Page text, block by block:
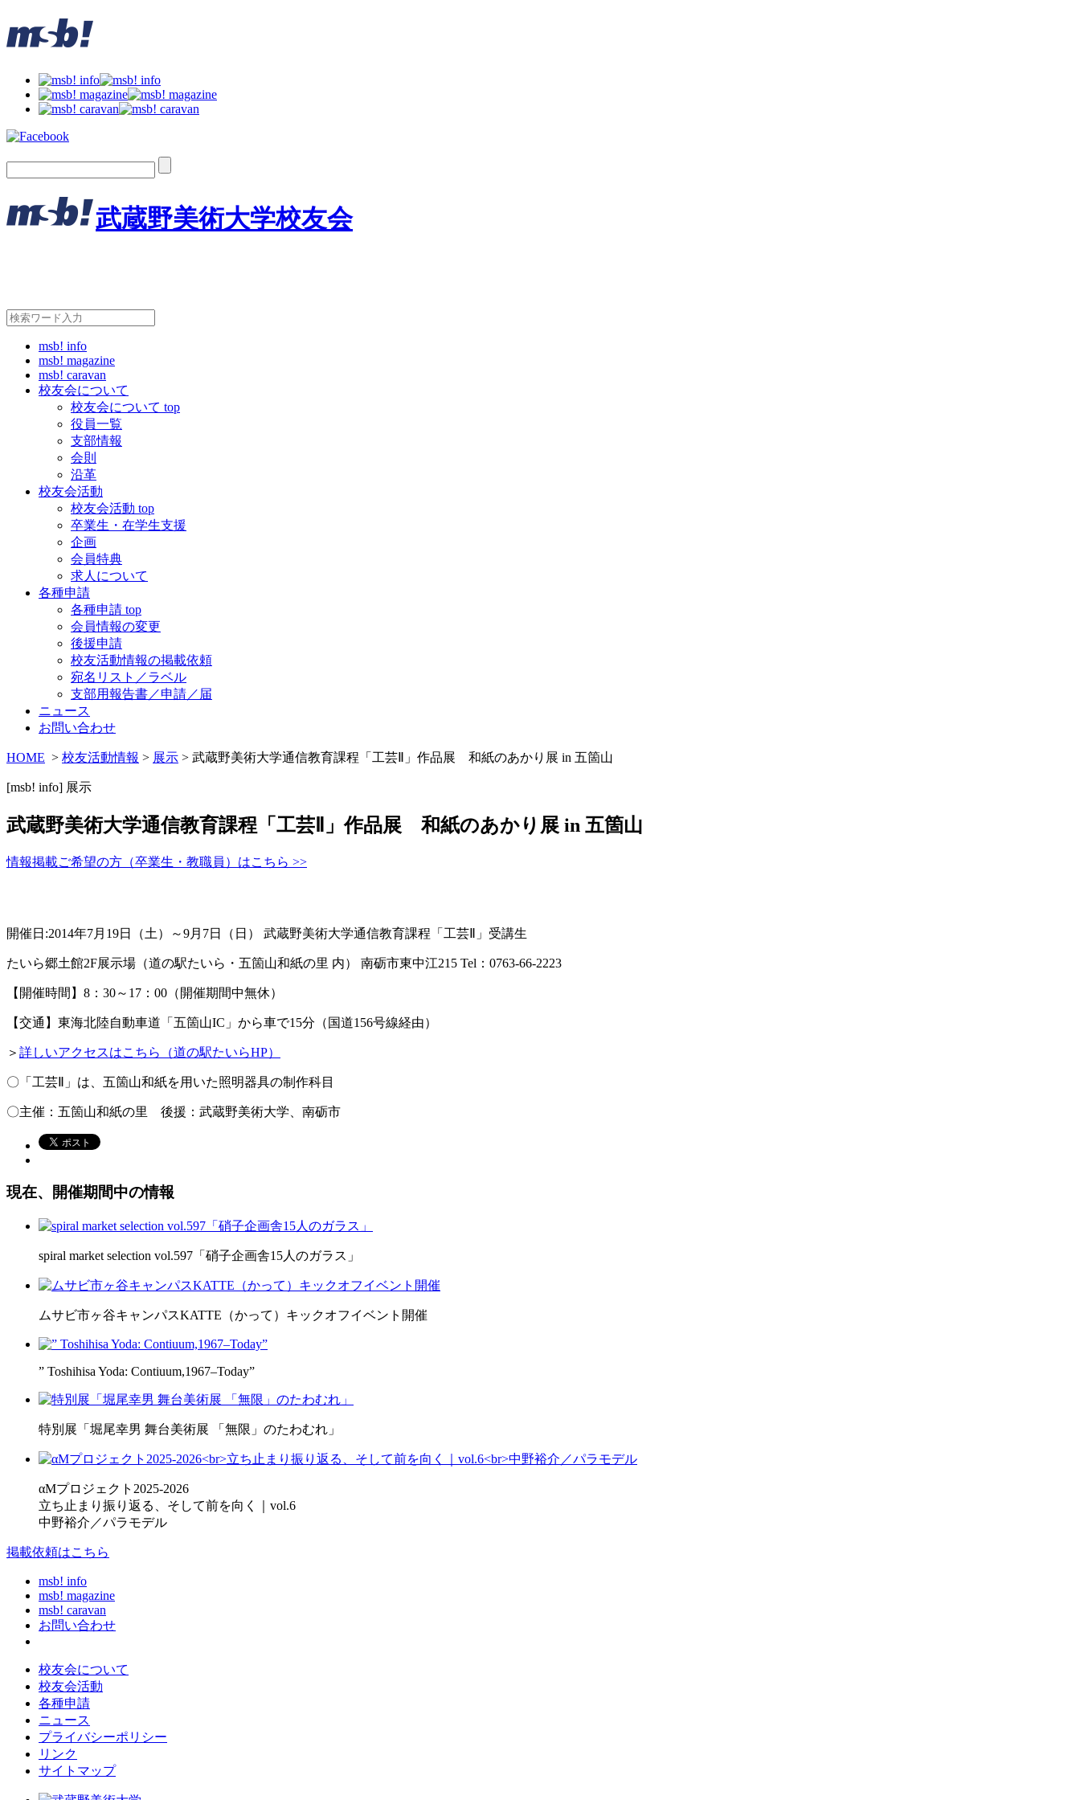
武蔵野美術大学校友会
msb! info
msb! magazine
msb! caravan
校友会について
校友会について top
役員一覧
支部情報
会則
沿革
校友会活動
校友会活動 top
卒業生・在学生支援
企画
会員特典
求人について
各種申請
各種申請 top
会員情報の変更
後援申請
校友活動情報の掲載依頼
宛名リスト／ラベル
支部用報告書／申請／届
ニュース
お問い合わせ
HOME > 校友活動情報 > 展示 > 武蔵野美術大学通信教育課程「工芸Ⅱ」作品展 和紙のあかり展 in 五箇山
[msb! info] 展示
武蔵野美術大学通信教育課程「工芸Ⅱ」作品展 和紙のあかり展 in 五箇山
情報掲載ご希望の方（卒業生・教職員）はこちら >>
開催日:2014年7月19日（土）～9月7日（日） 武蔵野美術大学通信教育課程「工芸Ⅱ」受講生
たいら郷土館2F展示場（道の駅たいら・五箇山和紙の里 内） 南砺市東中江215 Tel：0763-66-2223
【開催時間】8：30～17：00（開催期間中無休）
【交通】東海北陸自動車道「五箇山IC」から車で15分（国道156号線経由）
＞ 詳しいアクセスはこちら（道の駅たいらHP）
〇「工芸Ⅱ」は、五箇山和紙を用いた照明器具の制作科目
〇主催：五箇山和紙の里 後援：武蔵野美術大学、南砺市
現在、開催期間中の情報
spiral market selection vol.597「硝子企画舎15人のガラス」
ムサビ市ヶ谷キャンパスKATTE（かって）キックオフイベント開催
” Toshihisa Yoda: Contiuum,1967–Today”
特別展「堀尾幸男 舞台美術展 「無限」のたわむれ」
αMプロジェクト2025-2026
立ち止まり振り返る、そして前を向く｜vol.6
中野裕介／パラモデル
掲載依頼はこちら
msb! info
msb! magazine
msb! caravan
お問い合わせ
校友会について
校友会活動
各種申請
ニュース
プライバシーポリシー
リンク
サイトマップ